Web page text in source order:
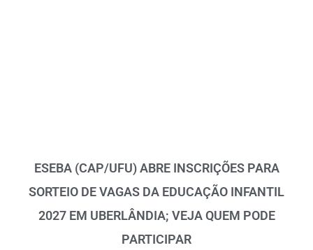
ESEBA (CAP/UFU) ABRE INSCRIÇÕES PARA
SORTEIO DE VAGAS DA EDUCAÇÃO INFANTIL
2027 EM UBERLÂNDIA; VEJA QUEM PODE
PARTICIPAR